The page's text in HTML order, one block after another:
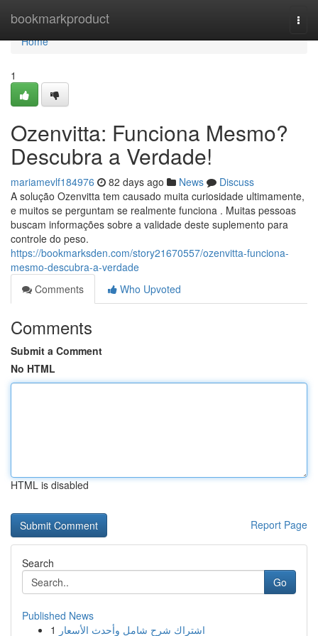
bookmarkproduct
Home
Home
1
Ozenvitta: Funciona Mesmo?
Descubra a Verdade!
mariamevlf184976 82 days ago News
Discuss
A solução Ozenvitta tem causado muita curiosidade ultimamente,
e muitos se perguntam se realmente funciona . Muitas pessoas
buscam informações sobre a validade deste suplemento para
controle do peso.
https://bookmarksden.com/story21670557/ozenvitta-funciona-
mesmo-descubra-a-verdade
Comments
Who Upvoted
Comments
Submit a Comment
No HTML
HTML is disabled
Report Page
Search
Go
Published News
1 اشتراك شرح شامل وأحدث الأسعار